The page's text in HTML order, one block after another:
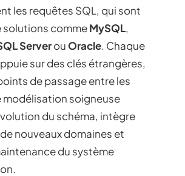
les requêtes SQL, qui sont
commeMySQL,
ServerouOracle. Chaque
sur des clés étrangères,
de passage entre les
modélisation soigneuse
du schéma, intègre
nouveaux domaines et
du système